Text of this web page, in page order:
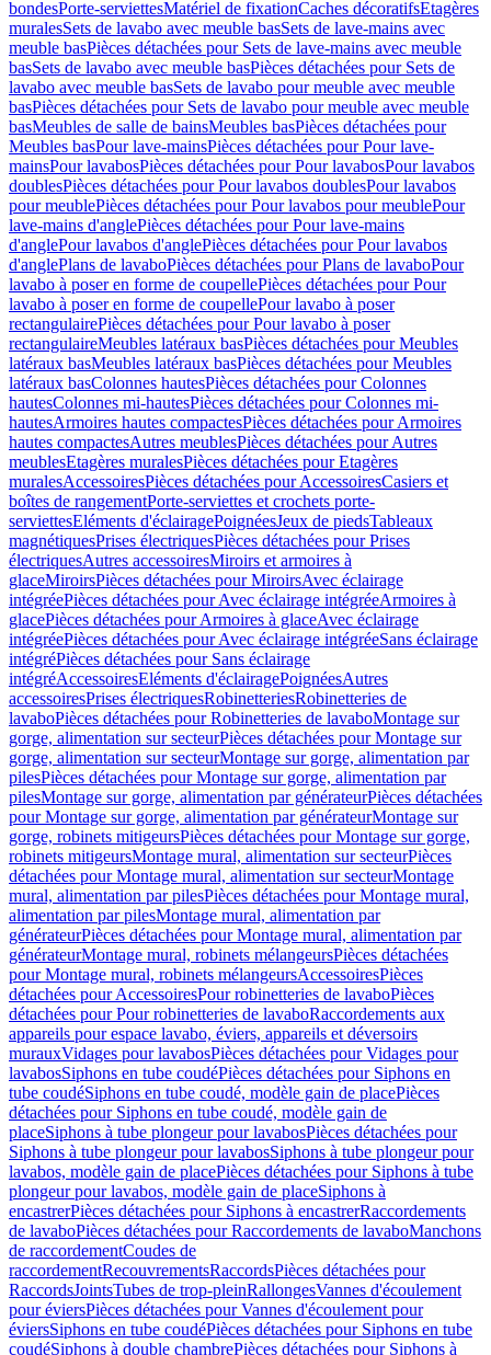
bondesPorte-serviettesMatériel de fixationCaches décoratifsEtagères
muralesSets de lavabo avec meuble basSets de lave-mains avec
meuble basPièces détachées pour Sets de lave-mains avec meuble
basSets de lavabo avec meuble basPièces détachées pour Sets de
lavabo avec meuble basSets de lavabo pour meuble avec meuble
basPièces détachées pour Sets de lavabo pour meuble avec meuble
basMeubles de salle de bainsMeubles basPièces détachées pour
Meubles basPour lave-mainsPièces détachées pour Pour lave-
mainsPour lavabosPièces détachées pour Pour lavabosPour lavabos
doublesPièces détachées pour Pour lavabos doublesPour lavabos
pour meublePièces détachées pour Pour lavabos pour meublePour
lave-mains d'anglePièces détachées pour Pour lave-mains
d'anglePour lavabos d'anglePièces détachées pour Pour lavabos
d'anglePlans de lavaboPièces détachées pour Plans de lavaboPour
lavabo à poser en forme de coupellePièces détachées pour Pour
lavabo à poser en forme de coupellePour lavabo à poser
rectangulairePièces détachées pour Pour lavabo à poser
rectangulaireMeubles latéraux basPièces détachées pour Meubles
latéraux basMeubles latéraux basPièces détachées pour Meubles
latéraux basColonnes hautesPièces détachées pour Colonnes
hautesColonnes mi-hautesPièces détachées pour Colonnes mi-
hautesArmoires hautes compactesPièces détachées pour Armoires
hautes compactesAutres meublesPièces détachées pour Autres
meublesEtagères muralesPièces détachées pour Etagères
muralesAccessoiresPièces détachées pour AccessoiresCasiers et
boîtes de rangementPorte-serviettes et crochets porte-
serviettesEléments d'éclairagePoignéesJeux de piedsTableaux
magnétiquesPrises électriquesPièces détachées pour Prises
électriquesAutres accessoiresMiroirs et armoires à
glaceMiroirsPièces détachées pour MiroirsAvec éclairage
intégréePièces détachées pour Avec éclairage intégréeArmoires à
glacePièces détachées pour Armoires à glaceAvec éclairage
intégréePièces détachées pour Avec éclairage intégréeSans éclairage
intégréPièces détachées pour Sans éclairage
intégréAccessoiresEléments d'éclairagePoignéesAutres
accessoiresPrises électriquesRobinetteriesRobinetteries de
lavaboPièces détachées pour Robinetteries de lavaboMontage sur
gorge, alimentation sur secteurPièces détachées pour Montage sur
gorge, alimentation sur secteurMontage sur gorge, alimentation par
pilesPièces détachées pour Montage sur gorge, alimentation par
pilesMontage sur gorge, alimentation par générateurPièces détachées
pour Montage sur gorge, alimentation par générateurMontage sur
gorge, robinets mitigeursPièces détachées pour Montage sur gorge,
robinets mitigeursMontage mural, alimentation sur secteurPièces
détachées pour Montage mural, alimentation sur secteurMontage
mural, alimentation par pilesPièces détachées pour Montage mural,
alimentation par pilesMontage mural, alimentation par
générateurPièces détachées pour Montage mural, alimentation par
générateurMontage mural, robinets mélangeursPièces détachées
pour Montage mural, robinets mélangeursAccessoiresPièces
détachées pour AccessoiresPour robinetteries de lavaboPièces
détachées pour Pour robinetteries de lavaboRaccordements aux
appareils pour espace lavabo, éviers, appareils et déversoirs
murauxVidages pour lavabosPièces détachées pour Vidages pour
lavabosSiphons en tube coudéPièces détachées pour Siphons en
tube coudéSiphons en tube coudé, modèle gain de placePièces
détachées pour Siphons en tube coudé, modèle gain de
placeSiphons à tube plongeur pour lavabosPièces détachées pour
Siphons à tube plongeur pour lavabosSiphons à tube plongeur pour
lavabos, modèle gain de placePièces détachées pour Siphons à tube
plongeur pour lavabos, modèle gain de placeSiphons à
encastrerPièces détachées pour Siphons à encastrerRaccordements
de lavaboPièces détachées pour Raccordements de lavaboManchons
de raccordementCoudes de
raccordementRecouvrementsRaccordsPièces détachées pour
RaccordsJointsTubes de trop-pleinRallongesVannes d'écoulement
pour éviersPièces détachées pour Vannes d'écoulement pour
éviersSiphons en tube coudéPièces détachées pour Siphons en tube
coudéSiphons à double chambrePièces détachées pour Siphons à